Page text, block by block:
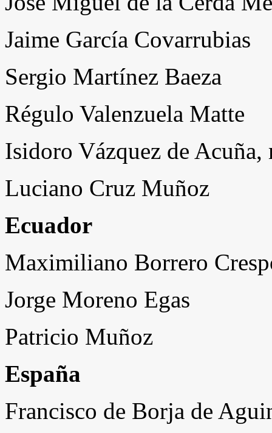
Jaime García Covarrubias
Sergio Martínez Baeza
Régulo Valenzuela Matte
Isidoro Vázquez de Acuña,
Luciano Cruz Muñoz
Ecuador
Maximiliano Borrero
Jorge Moreno Egas
Patricio Muñoz
España
Francisco de Borja de